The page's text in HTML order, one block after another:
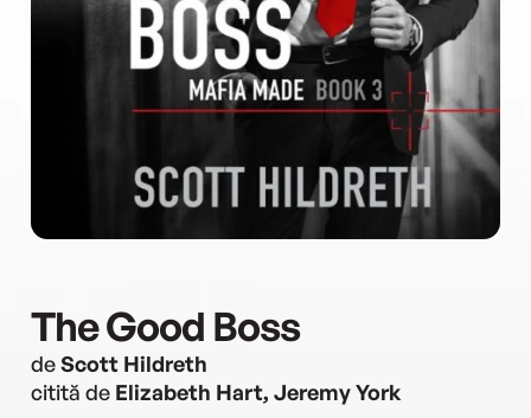
The Good Boss
deScott Hildreth
citită de Elizabeth Hart, Jeremy York